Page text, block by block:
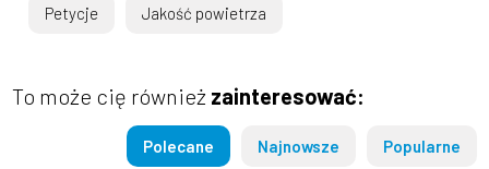
Petycje Jakość powietrza
To może cię również zainteresować:
Polecane Najnowsze Popularne